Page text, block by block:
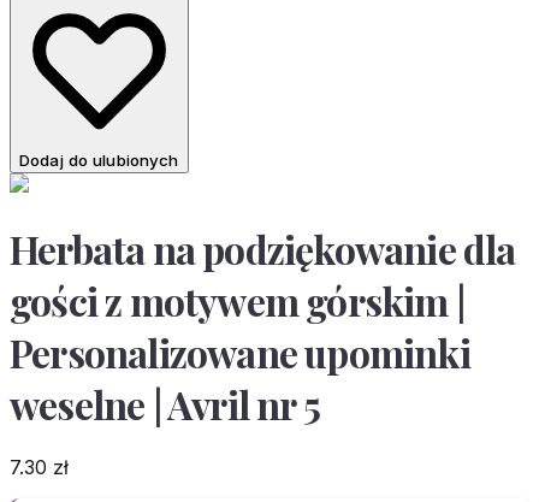
Dodaj do ulubionych
Herbata na podziękowanie dla
gości z motywem górskim |
Personalizowane upominki
weselne | Avril nr 5
7.30 zł